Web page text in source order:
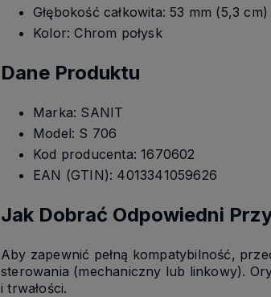
Głębokość całkowita: 53 mm (5,3 cm)
Kolor: Chrom połysk
Dane Produktu
Marka: SANIT
Model: S 706
Kod producenta: 1670602
EAN (GTIN): 4013341059626
Jak Dobrać Odpowiedni
Aby zapewnić pełną kompatybilność,
sterowania (mechaniczny lub linkowy).
i trwałości.